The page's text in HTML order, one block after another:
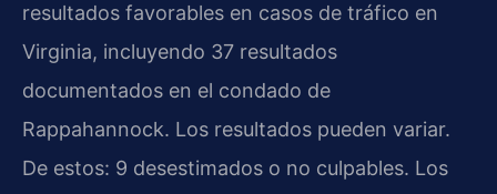
resultados favorables en casos de tráfico en
Virginia, incluyendo 37 resultados
documentados en el condado de
Rappahannock. Los resultados pueden variar.
De estos: 9 desestimados o no culpables. Los